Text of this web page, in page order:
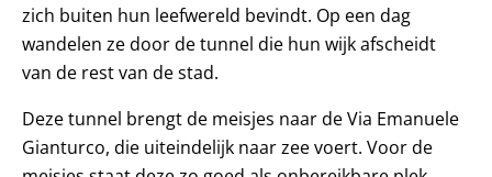
zich buiten hun leefwereld bevindt. Op een dag
wandelen ze door de tunnel die hun wijk afscheidt
van de rest van de stad.
Deze tunnel brengt de meisjes naar de Via Emanuele
Gianturco, die uiteindelijk naar zee voert. Voor de